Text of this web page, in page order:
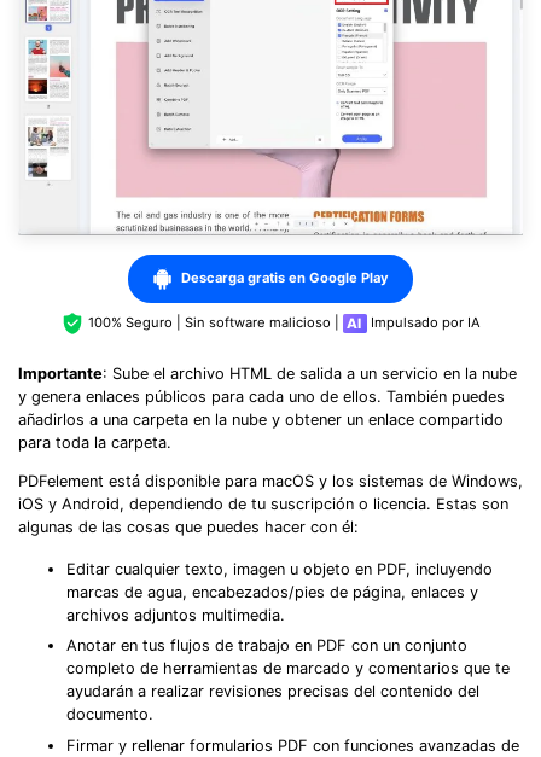
Descarga gratis en Google Play
100% Seguro | Sin software malicioso | Impulsado por IA
Importante: Sube el archivo HTML de salida a un servicio en la nube
y genera enlaces públicos para cada uno de ellos. También puedes
añadirlos a una carpeta en la nube y obtener un enlace compartido
para toda la carpeta.
PDFelement está disponible para macOS y los sistemas de Windows,
iOS y Android, dependiendo de tu suscripción o licencia. Estas son
algunas de las cosas que puedes hacer con él:
Editar cualquier texto, imagen u objeto en PDF, incluyendo
marcas de agua, encabezados/pies de página, enlaces y
archivos adjuntos multimedia.
Anotar en tus flujos de trabajo en PDF con un conjunto
completo de herramientas de marcado y comentarios que te
ayudarán a realizar revisiones precisas del contenido del
documento.
Firmar y rellenar formularios PDF con funciones avanzadas de